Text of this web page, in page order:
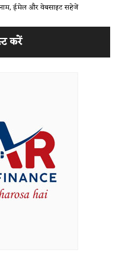
नाम, ईमेल और वेबसाइट सहेजें